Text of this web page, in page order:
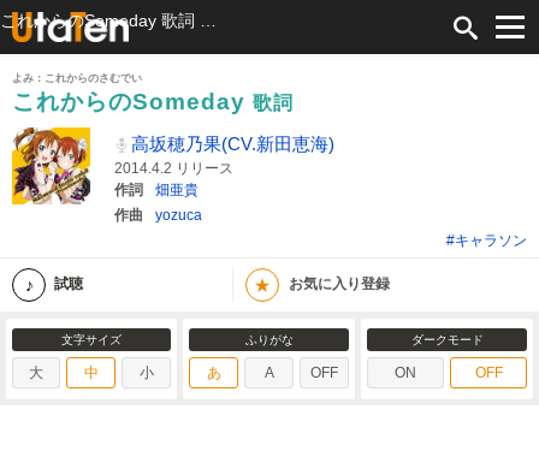
よみ：これからのさむでい
これからのSomeday 歌詞
高坂穂乃果(CV.新田恵海)
2014.4.2 リリース
作詞
畑亜貴
作曲
yozuca
#キャラソン
試聴 ★ お気に入り登録
文字サイズ
大 中 小
ふりがな
あ A OFF
ダークモード
ON OFF